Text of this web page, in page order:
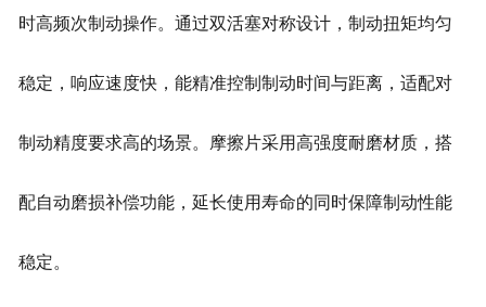
时高频次制动操作。通过双活塞对称设计，制动扭矩均匀
稳定，响应速度快，能精准控制制动时间与距离，适配对
制动精度要求高的场景。摩擦片采用高强度耐磨材质，搭
配自动磨损补偿功能，延长使用寿命的同时保障制动性能
稳定。